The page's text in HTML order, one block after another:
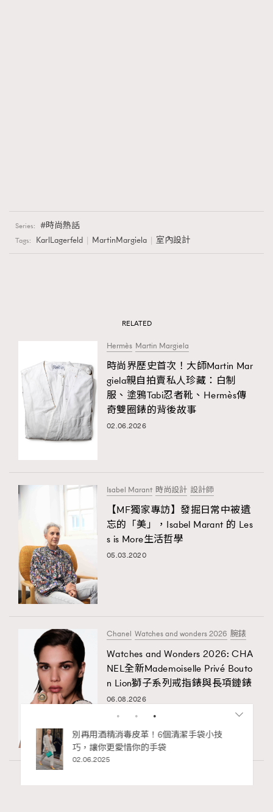
Series: 時尚熱話
Tags: KarlLagerfeld MartinMargiela 室內設計
RELATED
Hermès Martin Margiela
時尚界歷史首次！大師Martin Mar
giela親自拍賣私人珍藏：白制
服、塗鴉Tabi忍者靴、Hermès傳
奇雙圈錶的背後故事
02.06.2026
Isabel Marant 時尚設計 設計師
【MF獨家專訪】發掘日常中被遺
忘的「美」，Isabel Marant 的 Les
s is More生活哲學
05.03.2020
Chanel Watches and wonders 2026 腕錶
Watches and Wonders 2026: CHA
NEL全新Mademoiselle Privé Bouto
n Lion獅子系列戒指錶與長項鏈錶
06.08.2026
別再用酒精消毒皮革！6個清潔手袋小技
巧，讓你更愛惜你的手袋
02.06.2025